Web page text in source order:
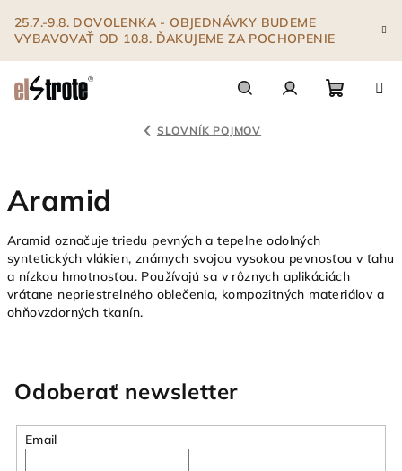
obsah
25.7.-9.8. DOVOLENKA - OBJEDNÁVKY BUDEME
VYBAVOVAŤ OD 10.8. ĎAKUJEME ZA POCHOPENIE
SLOVNÍK POJMOV
Aramid
Aramid označuje triedu pevných a tepelne odolných
syntetických vlákien, známych svojou vysokou pevnosťou v ťahu
a nízkou hmotnosťou. Používajú sa v rôznych aplikáciách
vrátane nepriestrelného oblečenia, kompozitných materiálov a
ohňovzdorných tkanín.
Odoberať newsletter
Email